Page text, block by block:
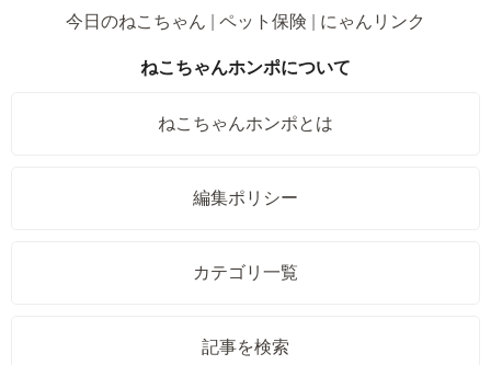
今日のねこちゃん
ペット保険 にゃんリンク
ねこちゃんホンポについて
ねこちゃんホンポとは
編集ポリシー
カテゴリ一覧
記事を検索